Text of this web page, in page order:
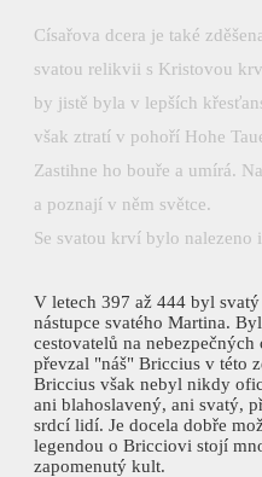
Císařova dcera je také
svatou relikvii s Kristovou
by jistě byla v lepších
však ztratí v pohoří Hohe
Zastihne ho bouře a umírá.
a poznají v něm světce.
Se svatou krví bylo nalezeno
V letech 397 až 444 byl
nástupce svatého Martina.
cestovatelů na
převzal "náš" Briccius v této
Briccius však nebyl nikdy
ani blahoslavený, ani svatý,
srdcí lidí. Je docela dobře
legendou o Bricciovi stojí
zapomenutý kult.